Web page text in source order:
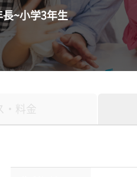
長~小学3年生
・料金